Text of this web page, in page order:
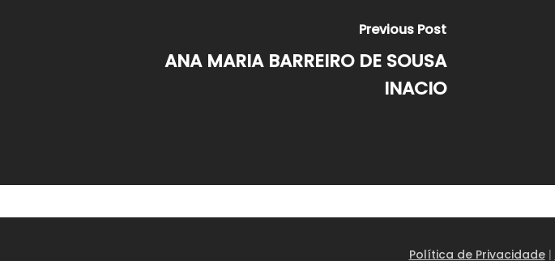
Previous Post
ANA MARIA BARREIRO DE SOUSA
INACIO
Política de Privacidade|